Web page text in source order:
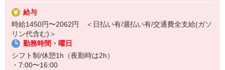
・健康状態のチェック
など
お手伝いが中心なので無資格・未経験の方も大歓迎！すぐに慣れて
活躍できます◎
まずはお気軽にご応募ください♪
給与
時給1450円〜2062円 ＜日払い有/週払い有/交通費全支給(ガソ
リン代含む)＞
勤務時間・曜日
シフト制/休憩1h（夜勤時は2h）
・7:00〜16:00